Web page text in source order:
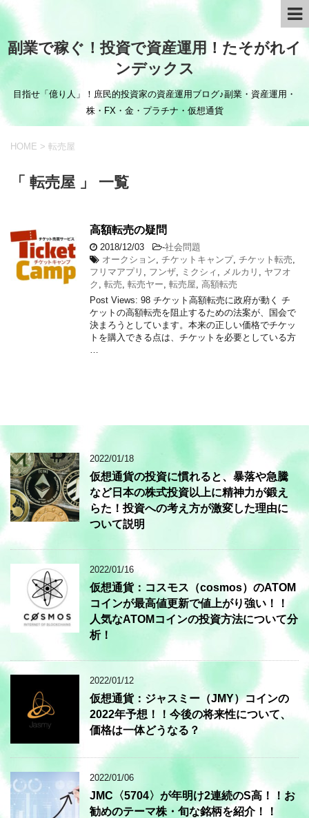
副業で稼ぐ！投資で資産運用！たそがれイ
ンデックス
目指せ「億り人」！庶民的投資家の資産運用ブログ♪副業・資産運用・
株・FX・金・プラチナ・仮想通貨
HOME > 転売屋
「 転売屋 」 一覧
高額転売の疑問
2018/12/03 -社会問題
オークション チケットキャンプ, チケット転売
フリマアプリ
フンザ ミクシィ メルカリ
ヤフオ
ク
転売 転売ヤー 転売屋 高額転売
Post Views: 98 チケット高額転売に政府が動く チ
ケットの高額転売を阻止するための法案が、国会で
決まろうとしています。本来の正しい価格でチケッ
トを購入できる点は、チケットを必要としている方
2022/01/18
仮想通貨の投資に慣れると、暴落や急騰
など日本の株式投資以上に精神力が鍛え
らた！投資への考え方が激変した理由に
ついて説明
2022/01/16
仮想通貨：コスモス（cosmos）のATOM
コインが最高値更新で値上がり強い！！
人気なATOMコインの投資方法について分
析！
2022/01/12
仮想通貨：ジャスミー（JMY）コインの
2022年予想！！今後の将来性について、
価格は一体どうなる？
2022/01/06
JMC〈5704〉が年明け2連続のS高！！お
勧めのテーマ株・旬な銘柄を紹介！！